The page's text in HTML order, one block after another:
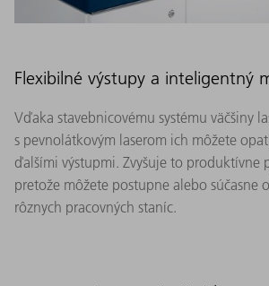
Flexibilné výstupy a inteligentný
Vďaka stavebnicovému systému väčšiny
s pevnolátkovým laserom ich môžete
ďalšími výstupmi. Zvyšuje to produktívne
pretože môžete postupne alebo súčasne
rôznych pracovných staníc.